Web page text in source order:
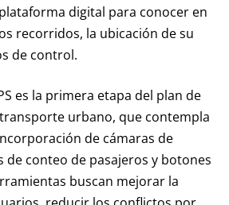
digital para conocer en
recorridos, la ubicación de su
de control.
es la primera etapa del plan de
urbano, que contempla
de cámaras de
de conteo de pasajeros y botones
buscan mejorar la